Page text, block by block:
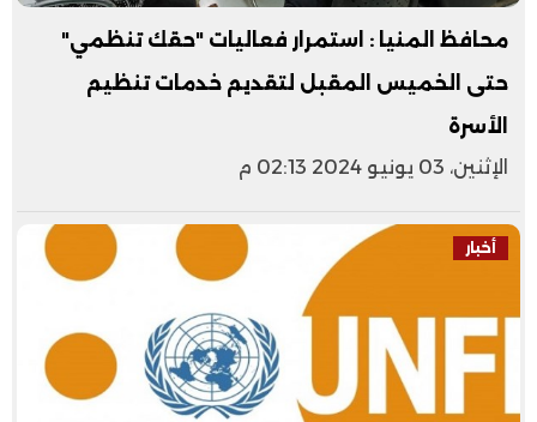
محافظ المنيا : استمرار فعاليات "حقك تنظمي"
حتى الخميس المقبل لتقديم خدمات تنظيم
الأسرة
الإثنين، 03 يونيو 2024 02:13 م
أخبار